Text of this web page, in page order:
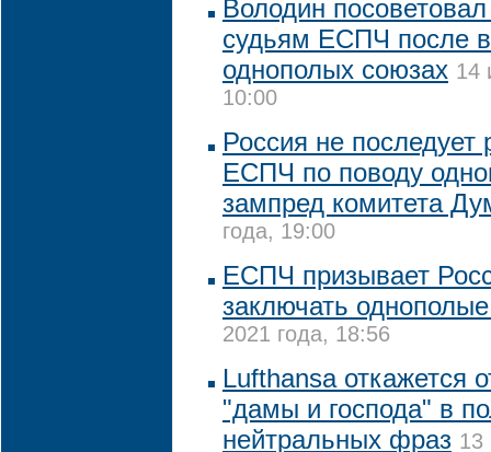
Володин
судьям ЕСПЧ после
однополых союзах 14
10:00
Россия не последует
ЕСПЧ по поводу
зампред комитета
года, 19:00
ЕСПЧ призывает
заключать
2021 года, 18:56
Lufthansa откажется
"дамы и господа" в
нейтральных фраз 13